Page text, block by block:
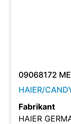
09068172
HAIER/
Fabrikant
HAIER